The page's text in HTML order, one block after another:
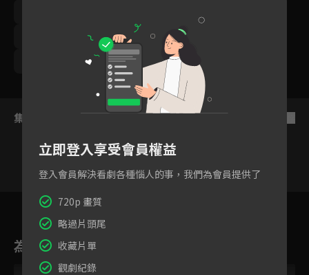
導演｜林敏祥
編劇｜馬進達
編劇｜鄭悅心 編劇｜張君涵
集數列表
5 6
為您推薦
立即登入享受會員權益
登入會員解決看劇各種惱人的事，我們為會員提供了
720p 畫質
略過片頭尾
收藏片單
觀劇紀錄